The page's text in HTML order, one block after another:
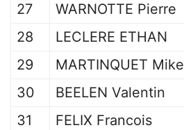
27
WARNOTTE Pierre
28
LECLERE ETHAN
29
MARTINQUET Mike
30
BEELEN Valentin
31
FELIX Francois